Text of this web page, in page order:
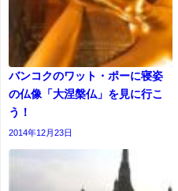
バンコクのワット・ポーに寝姿
の仏像「大涅槃仏」を見に行こ
う！
2014年12月23日